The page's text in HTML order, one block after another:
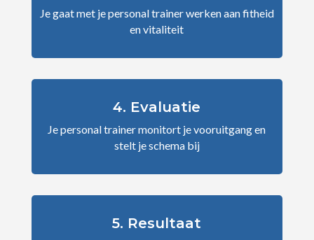
Je gaat met je personal trainer werken aan fitheid
en vitaliteit
4. Evaluatie
Je personal trainer monitort je vooruitgang en
stelt je schema bij
5. Resultaat